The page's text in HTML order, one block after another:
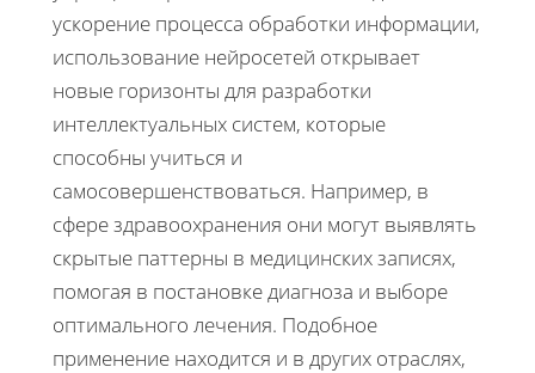
ускорение процесса обработки информации,
использование нейросетей открывает
новые горизонты для разработки
интеллектуальных систем, которые
способны учиться и
самосовершенствоваться. Например, в
сфере здравоохранения они могут выявлять
скрытые паттерны в медицинских записях,
помогая в постановке диагноза и выборе
оптимального лечения. Подобное
применение находится и в других отраслях,